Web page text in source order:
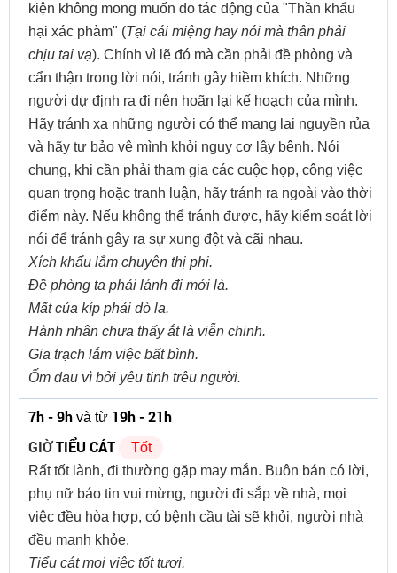
kiện không mong muốn do tác động của "Thần khẩu
hại xác phàm" (Tại cái miệng hay nói mà thân phải
chịu tai vạ). Chính vì lẽ đó mà cần phải đề phòng và
cẩn thận trong lời nói, tránh gây hiềm khích. Những
người dự định ra đi nên hoãn lại kế hoạch của mình.
Hãy tránh xa những người có thể mang lại nguyền rủa
và hãy tự bảo vệ mình khỏi nguy cơ lây bệnh. Nói
chung, khi cần phải tham gia các cuộc họp, công việc
quan trọng hoặc tranh luận, hãy tránh ra ngoài vào thời
điểm này. Nếu không thể tránh được, hãy kiểm soát lời
nói để tránh gây ra sự xung đột và cãi nhau.
Xích khẩu lắm chuyên thị phi.
Đề phòng ta phải lánh đi mới là.
Mất của kíp phải dò la.
Hành nhân chưa thấy ắt là viễn chinh.
Gia trạch lắm việc bất bình.
Ốm đau vì bởi yêu tinh trêu người.
7h - 9h và từ 19h - 21h
GIỜTIỂU CÁT
Tốt
Rất tốt lành, đi thường gặp may mắn. Buôn bán có lời,
phụ nữ báo tin vui mừng, người đi sắp về nhà, mọi
việc đều hòa hợp, có bệnh cầu tài sẽ khỏi, người nhà
đều mạnh khỏe.
Tiểu cát mọi việc tốt tươi.